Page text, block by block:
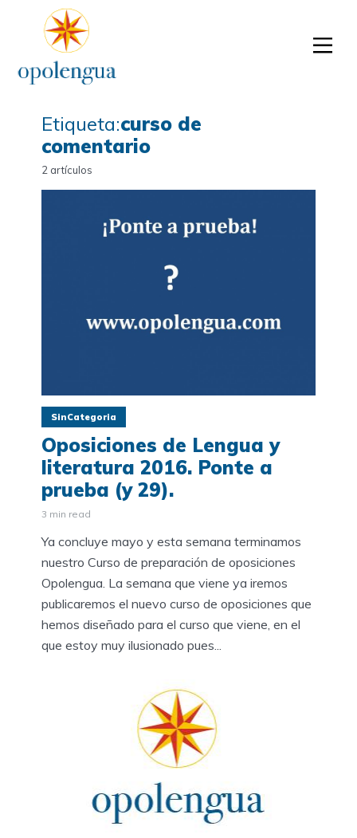
Etiqueta:curso de
comentario
2 artículos
SinCategoria
Oposiciones de Lengua y
literatura 2016. Ponte a
prueba (y 29).
3 min read
Ya concluye mayo y esta semana terminamos
nuestro Curso de preparación de oposiciones
Opolengua. La semana que viene ya iremos
publicaremos el nuevo curso de oposiciones que
hemos diseñado para el curso que viene, en el
que estoy muy ilusionado pues...